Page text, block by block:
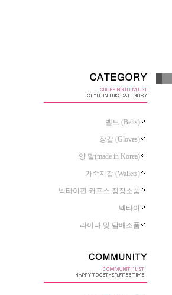
벨트 (Belts)
장갑 (Gloves)
양 말(made in Korea)
가죽지갑 (Wallets)
넥타이핀 커프스 정장소품
넥타이
라이타 및 담배소품